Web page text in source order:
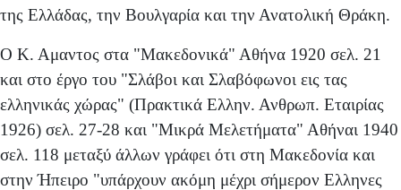
της Ελλάδας, την Βουλγαρία και την Ανατολική Θράκη.
Ο Κ. Αμαντος στα "Μακεδονικά" Αθήνα 1920 σελ. 21
και στο έργο του "Σλάβοι και Σλαβόφωνοι εις τας
ελληνι­κάς χώρας" (Πρακτικά Ελλην. Ανθρωπ. Εταιρίας
1926) σελ. 27-28 και "Μικρά Μελετήματα" Αθήναι 1940
σελ. 118 με­ταξύ άλλων γράφει ότι στη Μακεδονία και
στην Ήπειρο "υπάρχουν ακόμη μέχρι σήμερον Ελληνες